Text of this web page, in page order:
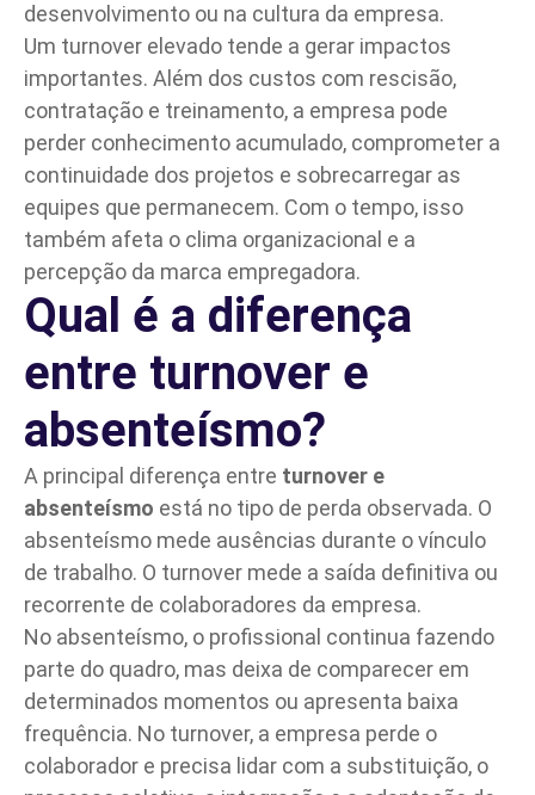
desenvolvimento ou na cultura da empresa.
Um turnover elevado tende a gerar impactos
importantes. Além dos custos com rescisão,
contratação e treinamento, a empresa pode
perder conhecimento acumulado, comprometer a
continuidade dos projetos e sobrecarregar as
equipes que permanecem. Com o tempo, isso
também afeta o clima organizacional e a
percepção da marca empregadora.
Qual é a diferença
entre turnover e
absenteísmo?
A principal diferença entre turnover e
absenteísmo está no tipo de perda observada. O
absenteísmo mede ausências durante o vínculo
de trabalho. O turnover mede a saída definitiva ou
recorrente de colaboradores da empresa.
No absenteísmo, o profissional continua fazendo
parte do quadro, mas deixa de comparecer em
determinados momentos ou apresenta baixa
frequência. No turnover, a empresa perde o
colaborador e precisa lidar com a substituição, o